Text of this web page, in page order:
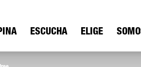
ESCUCHA ELIGE